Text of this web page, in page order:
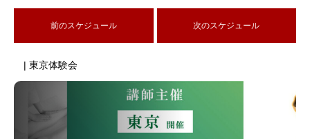
前のスケジュール 次のスケジュール
| 東京体験会